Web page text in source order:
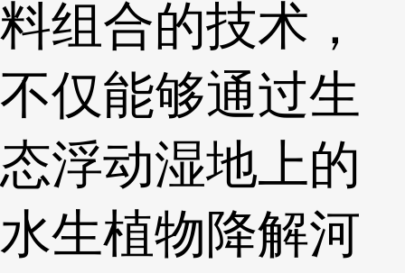
料组合的技术，
不仅能够通过生
态浮动湿地上的
水生植物降解河